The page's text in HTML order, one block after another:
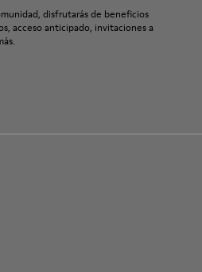
disfrutarás de beneficios
acceso anticipado, invitaciones a